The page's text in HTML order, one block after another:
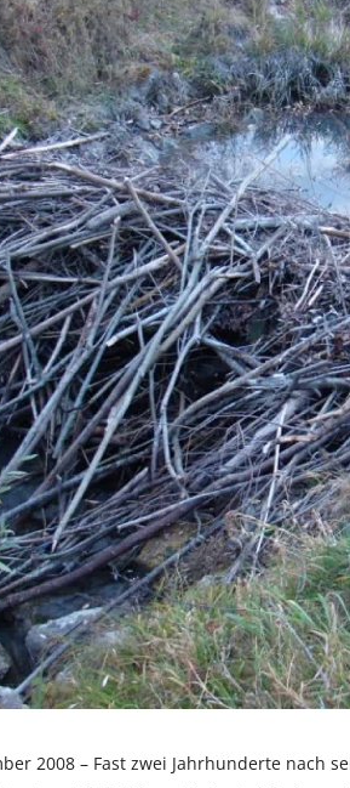
2008 – Fast zwei Jahrhunderte nach